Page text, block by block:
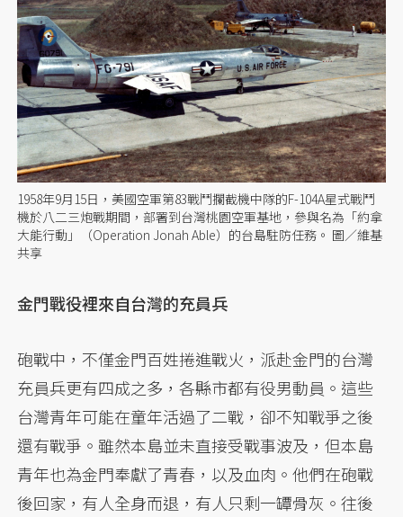
1958年9月15日，美國空軍第83戰鬥攔截機中隊的F-104A星式戰鬥
機於八二三炮戰期間，部署到台灣桃園空軍基地，參與名為「約拿
大能行動」（Operation Jonah Able）的台島駐防任務。 圖／維基
共享
金門戰役裡來自台灣的充員兵
砲戰中，不僅金門百姓捲進戰火，派赴金門的台灣
充員兵更有四成之多，各縣市都有役男動員。這些
台灣青年可能在童年活過了二戰，卻不知戰爭之後
還有戰爭。雖然本島並未直接受戰事波及，但本島
青年也為金門奉獻了青春，以及血肉。他們在砲戰
後回家，有人全身而退，有人只剩一罈骨灰。往後